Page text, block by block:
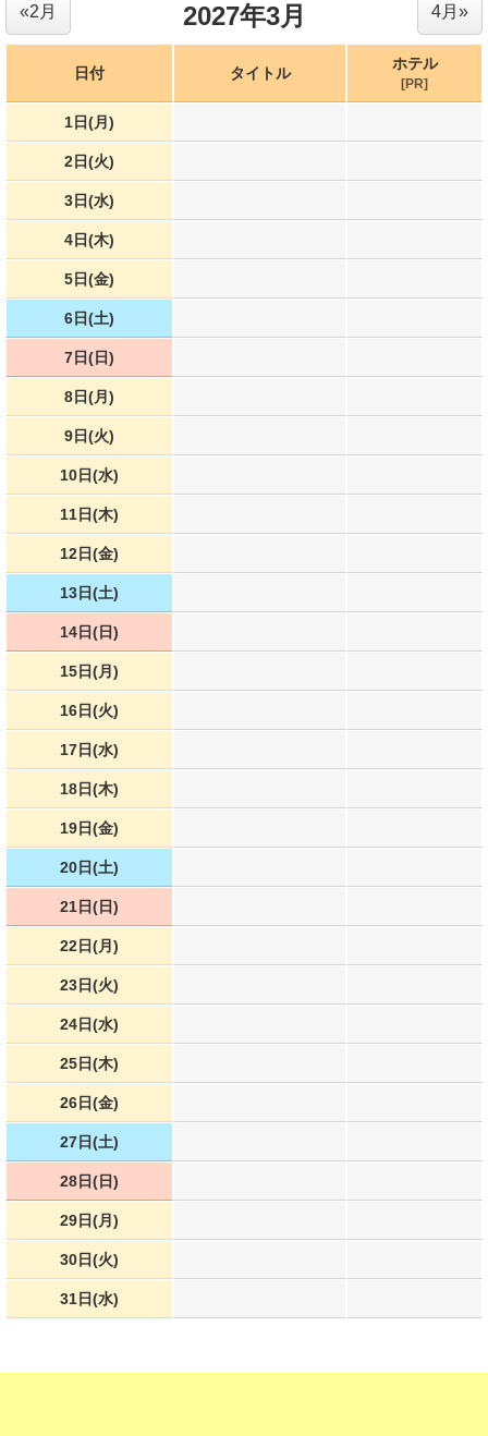
2027年3月 4月»
«2月
日付 タイトル
ホテル
[PR]
1日(月)
2日(火)
3日(水)
4日(木)
5日(金)
6日(土)
7日(日)
8日(月)
9日(火)
10日(水)
11日(木)
12日(金)
13日(土)
14日(日)
15日(月)
16日(火)
17日(水)
18日(木)
19日(金)
20日(土)
21日(日)
22日(月)
23日(火)
24日(水)
25日(木)
26日(金)
27日(土)
28日(日)
29日(月)
30日(火)
31日(水)